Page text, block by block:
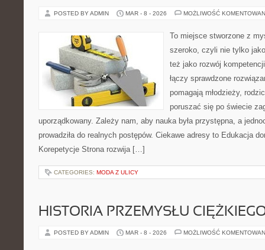
POSTED BY ADMIN MAR - 8 - 2026 MOŻLIWOŚĆ
To miejsce stworzone z
szeroko, czyli nie tylko
też jako rozwój
łączy sprawdzone
pomagają młodzieży,
poruszać się po świecie
uporządkowany. Zależy nam, aby nauka była przystępna, a
prowadziła do realnych postępów. Ciekawe adresy to Edukacja
Korepetycje Strona rozwija […]
CATEGORIES: MODA Z ULICY
HISTORIA PRZEMYSŁU
POSTED BY ADMIN MAR - 8 - 2026 MOŻLIWOŚĆ